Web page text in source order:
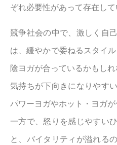
ぞれ必要性があって存在して
競争社会の中で、激しく自
は、緩やかで委ねるスタイ
陰ヨガが合っているかもしれ
気持ちが下向きになりやす
パワーヨガやホット・ヨガが
一方で、怒りを感じやすい
と、バイタリティが溢れる